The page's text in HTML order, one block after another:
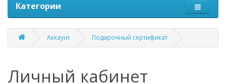
Категории
Аккаунт Подарочный сертификат
Личный кабинет